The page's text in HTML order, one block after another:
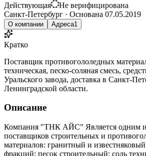
Действующая
Не верифицирована
Санкт-Петербург · Основана 07.05.2019
О компании Адреса1
Кратко
Поставщик противогололедных
техническая, песко-соляная смесь,
Уральского завода, доставка в Санкт-
Ленинградской области.
Описание
Компания "ТНК АЙС" Является одним
поставщиков строительных и
материалов: гранитный и
фракций; песок строительный; соль